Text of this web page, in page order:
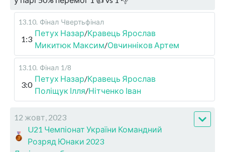
13.10. Фінал Чвертьфінал
1:3
Петух Назар/Кравець Ярослав
Микитюк Максим/Овчинніков Артем
13.10. Фінал 1/8
3:0
Петух Назар/Кравець Ярослав
Поліщук Ілля/Нітченко Іван
12 жовт, 2023
U21 Чемпіонат України Командний
Розряд Юнаки 2023